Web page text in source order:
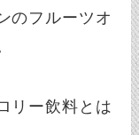
のフルーツオ
リー飲料とは